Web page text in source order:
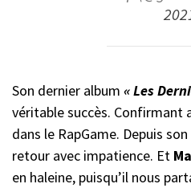
Son dernier album « Les
véritable succès. Confirmant
dans le RapGame. Depuis
retour avec impatience. Et
en haleine, puisqu’il nous